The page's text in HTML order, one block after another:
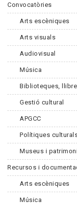
Convocatòries
Arts escèniques
Arts visuals
Audiovisual
Música
Biblioteques,
Gestió cultural
APGCC
Polítiques
Museus i
Recursos i
Arts escèniques
Música